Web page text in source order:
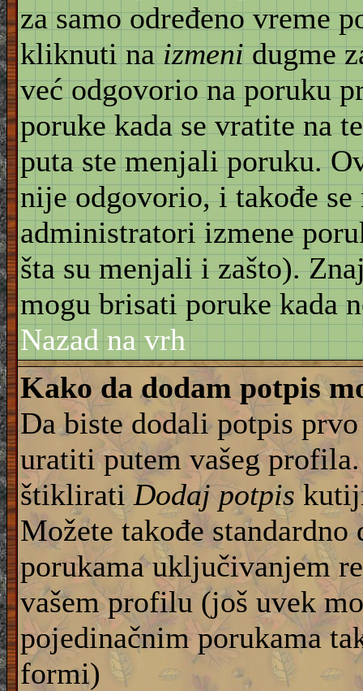
za samo određeno vreme
kliknuti naizmenidugme
već odgovorio na poruku
poruke kada se vratite na
puta ste menjali poruku.
nije odgovorio, i takođe
administratori izmene
šta su menjali i zašto).
mogu brisati poruke kada
Nazad na vrh
Kako da dodam potpis
Da biste dodali potpis
uratiti putem vašeg
štiklirati Dodaj potpis
Možete takođe
porukama uključivanjem
vašem profilu (još uvek
pojedinačnim porukama
formi)